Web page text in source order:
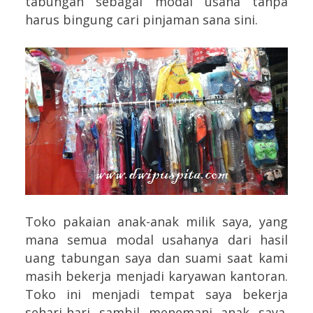
harus bingung cari pinjaman sana sini.
Toko pakaian anak-anak milik saya, yang
mana semua modal usahanya dari hasil
uang tabungan saya dan suami saat kami
masih bekerja menjadi karyawan kantoran.
Toko ini menjadi tempat saya bekerja